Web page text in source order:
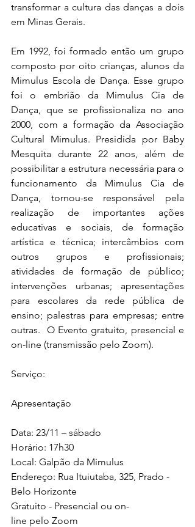
transformar a cultura das danças a dois
em Minas Gerais.
Em 1992, foi formado então um grupo
composto por oito crianças, alunos da
Mimulus Escola de Dança. Esse grupo
foi o embrião da Mimulus Cia de
Dança, que se profissionaliza no ano
2000, com a formação da Associação
Cultural Mimulus. Presidida por Baby
Mesquita durante 22 anos, além de
possibilitar a estrutura necessária para o
funcionamento da Mimulus Cia de
Dança, tornou-se responsável pela
realização de importantes ações
educativas e sociais, de formação
artística e técnica; intercâmbios com
outros grupos e profissionais;
atividades de formação de público;
intervenções urbanas; apresentações
para escolares da rede pública de
ensino; palestras para empresas; entre
outras.  O Evento gratuito, presencial e
on-line (transmissão pelo Zoom).
Serviço:
Apresentação
Data: 23/11 – sábado
Horário: 17h30
Local: Galpão da Mimulus
Endereço: Rua Ituiutaba, 325, Prado -
Belo Horizonte
Gratuito - Presencial ou on-
line pelo Zoom